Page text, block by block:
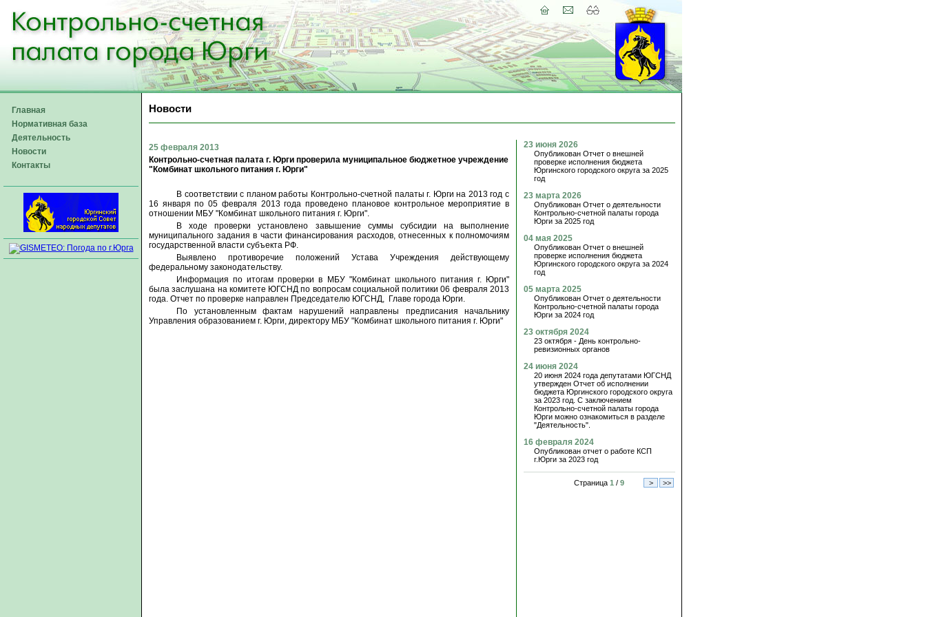
Главная
Нормативная база
Деятельность
Новости
Контакты
Новости
25 февраля 2013
Контрольно-счетная палата г. Юрги проверила муниципальное бюджетное учреждение
"Комбинат школьного питания г. Юрги"
В соответствии с планом работы Контрольно-счетной палаты г. Юрги на 2013 год с
16 января по 05 февраля 2013 года проведено плановое контрольное мероприятие в
отношении МБУ "Комбинат школьного питания г. Юрги".
В ходе проверки установлено завышение суммы субсидии на выполнение
муниципального задания в части финансирования расходов, отнесенных к полномочиям
государственной власти субъекта РФ.
Выявлено противоречие положений Устава Учреждения действующему
федеральному законодательству.
Информация по итогам проверки в МБУ "Комбинат школьного питания г. Юрги"
была заслушана на комитете ЮГСНД по вопросам социальной политики 06 февраля 2013
года. Отчет по проверке направлен Председателю ЮГСНД, Главе города Юрги.
По установленным фактам нарушений направлены предписания начальнику
Управления образованием г. Юрги, директору МБУ "Комбинат школьного питания г. Юрги"
23 июня 2026
Опубликован Отчет о внешней
проверке исполнения бюджета
Юргинского городского округа за 2025
год
23 марта 2026
Опубликован Отчет о деятельности
Контрольно-счетной палаты города
Юрги за 2025 год
04 мая 2025
Опубликован Отчет о внешней
проверке исполнения бюджета
Юргинского городского округа за 2024
год
05 марта 2025
Опубликован Отчет о деятельности
Контрольно-счетной палаты города
Юрги за 2024 год
23 октября 2024
23 октября - День контрольно-
ревизионных органов
24 июня 2024
20 июня 2024 года депутатами ЮГСНД
утвержден Отчет об исполнении
бюджета Юргинского городского округа
за 2023 год. С заключением
Контрольно-счетной палаты города
Юрги можно ознакомиться в разделе
"Деятельность".
16 февраля 2024
Опубликован отчет о работе КСП
г.Юрги за 2023 год
Страница 1 / 9 > >>